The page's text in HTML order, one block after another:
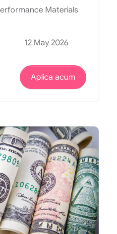
Materials
12 May 2026
Aplica acum